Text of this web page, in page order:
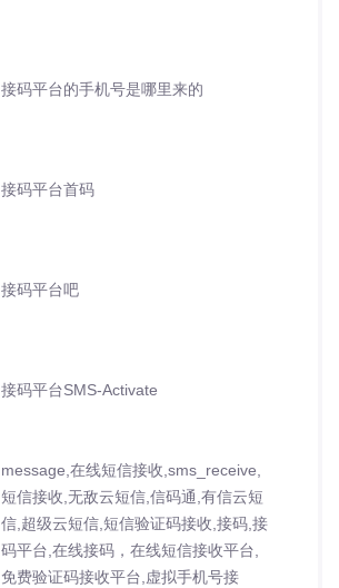
接码平台的手机号是哪里来的
接码平台首码
接码平台吧
接码平台SMS-Activate
message,在线短信接收,sms_receive,
短信接收,无敌云短信,信码通,有信云短
信,超级云短信,短信验证码接收,接码,接
码平台,在线接码，在线短信接收平台,
免费验证码接收平台,虚拟手机号接